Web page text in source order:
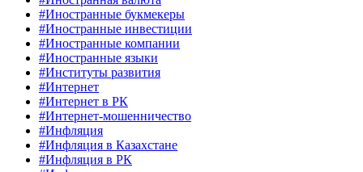
#Иностранные букмекеры
#Иностранные инвестиции
#Иностранные компании
#Иностранные языки
#Институты развития
#Интернет
#Интернет в РК
#Интернет-мошенничество
#Инфляция
#Инфляция в Казахстане
#Инфляция в РК